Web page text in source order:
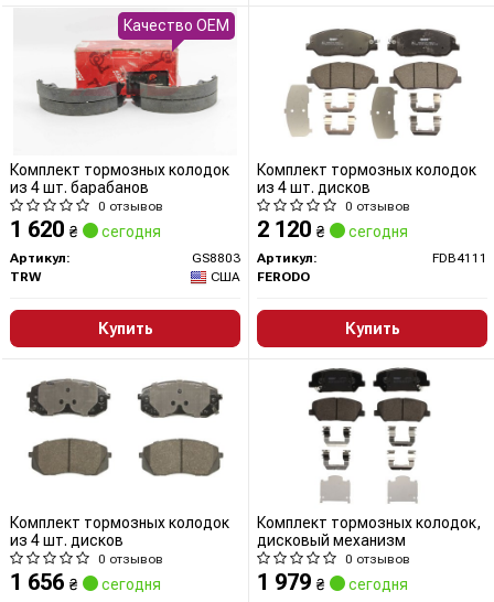
Комплект тормозных колодок
из 4 шт. барабанов
0 отзывов
1 620 ₴ сегодня
Артикул:
GS8803
TRW
США
Купить
Качество OEM
Комплект тормозных колодок
из 4 шт. дисков
0 отзывов
2 120 ₴ сегодня
Артикул:
FDB4111
FERODO
Купить
Комплект тормозных колодок
из 4 шт. дисков
0 отзывов
1 656 ₴ сегодня
Комплект тормозных колодок,
дисковый механизм
0 отзывов
1 979 ₴ сегодня